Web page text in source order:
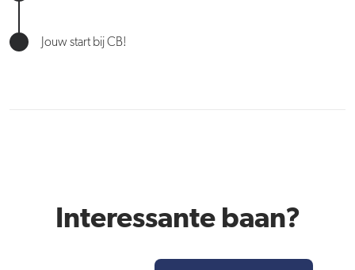
Jouw start bij CB!
Interessante baan?